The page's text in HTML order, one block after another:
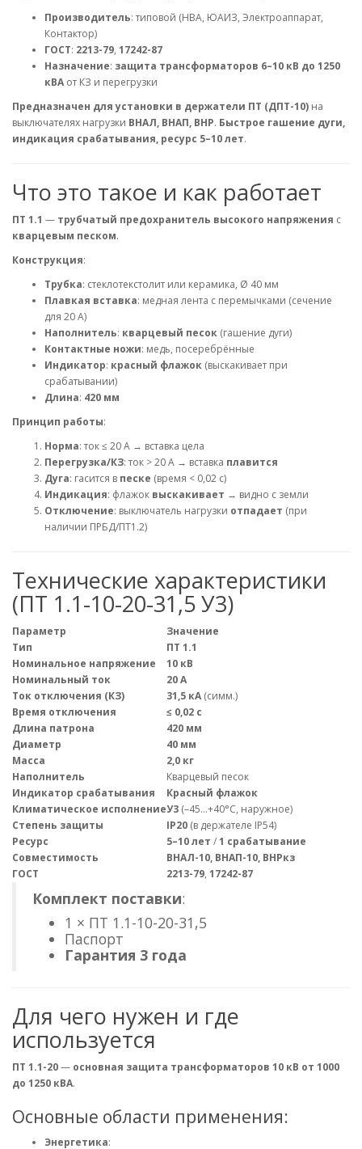
Производитель: типовой (НВА, ЮАИЗ, Электроаппарат,
Контактор)
ГОСТ: 2213-79, 17242-87
Назначение: защита трансформаторов 6–10 кВ до 1250
кВА от КЗ и перегрузки
Предназначен для установки в держатели ПТ (ДПТ-10) на
выключателях нагрузки ВНАЛ, ВНАП, ВНР. Быстрое гашение дуги,
индикация срабатывания, ресурс 5–10 лет.
Что это такое и как работает
ПТ 1.1 — трубчатый предохранитель высокого напряжения с
кварцевым песком.
Конструкция:
Трубка: стеклотекстолит или керамика, Ø 40 мм
Плавкая вставка: медная лента с перемычками (сечение
для 20 А)
Наполнитель: кварцевый песок (гашение дуги)
Контактные ножи: медь, посеребрённые
Индикатор: красный флажок (выскакивает при
срабатывании)
Длина: 420 мм
Принцип работы:
Норма: ток ≤ 20 А → вставка цела
Перегрузка/КЗ: ток > 20 А → вставка плавится
Дуга: гасится в песке (время < 0,02 с)
Индикация: флажок выскакивает → видно с земли
Отключение: выключатель нагрузки отпадает (при
наличии ПРБД/ПТ1.2)
Технические характеристики
(ПТ 1.1-10-20-31,5 У3)
Параметр
Значение
Тип
ПТ 1.1
Номинальное напряжение
10 кВ
Номинальный ток
20 А
Ток отключения (КЗ)
31,5 кА (симм.)
Время отключения
≤ 0,02 с
Длина патрона
420 мм
Диаметр
40 мм
Масса
2,0 кг
Наполнитель
Кварцевый песок
Индикатор срабатывания
Красный флажок
Климатическое исполнениеУ3 (–45…+40°C, наружное)
Степень защиты
IP20 (в держателе IP54)
Ресурс
5–10 лет /1 срабатывание
Совместимость
ВНАЛ-10, ВНАП-10, ВНРкз
ГОСТ
2213-79, 17242-87
Комплект поставки:
1 × ПТ 1.1-10-20-31,5
Паспорт
Гарантия 3 года
Для чего нужен и где
используется
ПТ 1.1-20— основная защита трансформаторов 10 кВ от 1000
до 1250 кВА.
Основные области применения:
Энергетика: